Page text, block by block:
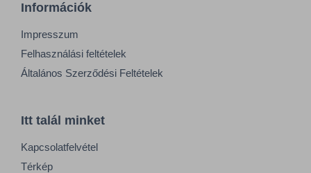
Információk
Impresszum
Felhasználási feltételek
Általános Szerződési Feltételek
Itt talál minket
Kapcsolatfelvétel
Térkép